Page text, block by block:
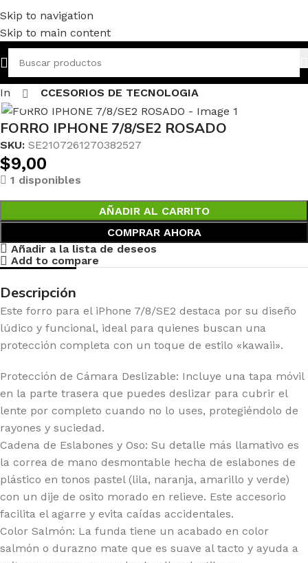
Skip to navigation
Skip to main content
Inicio ACCESORIOS DE TECNOLOGIA
Haga clic para ampliar
FORRO IPHONE 7/8/SE2 ROSADO
SKU: SE2107261270382527
$9,00
1 disponibles
AÑADIR AL CARRITO
COMPRAR AHORA
Añadir a la lista de deseos
Add to compare
Descripción
Este forro para el iPhone 7/8/SE2 destaca por su diseño
lúdico y funcional, ideal para quienes buscan una
protección completa con un toque de estilo «kawaii».
Protección de Cámara Deslizable: Incluye una tapa móvil
en la parte trasera que puedes deslizar para cubrir el
lente por completo cuando no lo uses, protegiéndolo de
rayones y suciedad.
Cadena de Eslabones y Oso: Su detalle más llamativo es
la correa de mano desmontable hecha de eslabones de
plástico en tonos pastel (lila, naranja, amarillo y verde)
con un dije de osito morado en relieve. Este accesorio
facilita el agarre y evita caídas accidentales.
Color Salmón: La funda tiene un acabado en color
salmón o durazno mate que es suave al tacto y ayuda a